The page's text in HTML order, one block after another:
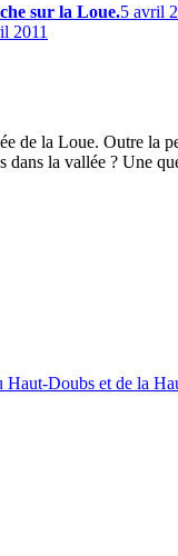
sur la Loue.5 avril
2011
la Loue. Outre la
la vallée ? Une
Haut-Doubs et de la